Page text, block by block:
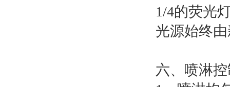
1/4的荧光
光源始终
六、喷淋